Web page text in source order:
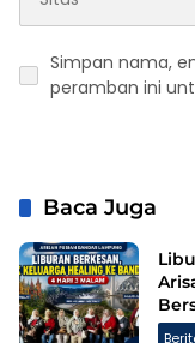
Simpan nama,
peramban ini
Baca Juga